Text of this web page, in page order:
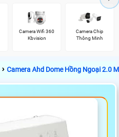
Camera Wifi 360
Kbvision
Camera Chip
Thông Minh
› Camera Ahd Dome Hồng Ngoại 2.0